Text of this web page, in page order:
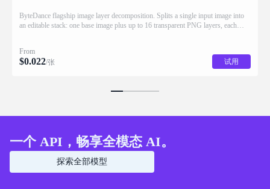
ByteDance flagship image layer decomposition. Splits a single input image into
an editable stack: one base image plus up to 16 transparent PNG layers, each
From
$0.022/张 试用
一个 API，畅享全模态 AI。
探索全部模型